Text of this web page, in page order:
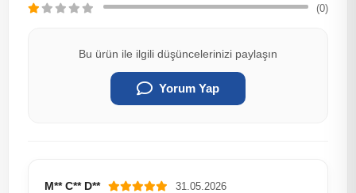
(0)
Bu ürün ile ilgili düşüncelerinizi paylaşın
Yorum Yap
M** C** D** 31.05.2026